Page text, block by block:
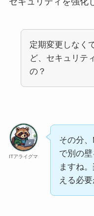
定期変更しなく
ど、セキュリテ
の？
ITアライグマ
その分
で別の
ますね
える必要